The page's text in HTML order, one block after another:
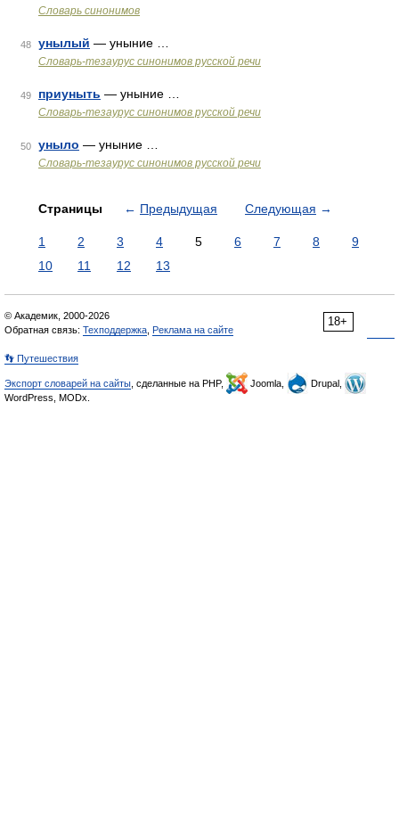
Словарь синонимов
48 унылый — уныние …
Словарь-тезаурус синонимов русской речи
49 приуныть — уныние …
Словарь-тезаурус синонимов русской речи
50 уныло — уныние …
Словарь-тезаурус синонимов русской речи
Страницы ← Предыдущая Следующая →
1 2 3 4 5 6 7 8
9
10
11 12 13
18+
© Академик, 2000-2026
Обратная связь: Техподдержка Реклама на сайте
👣 Путешествия
Экспорт словарей на сайты , сделанные на PHP, Joomla,
Drupal,
WordPress, MODx.